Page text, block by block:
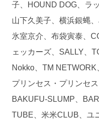
子、HOUND DOG、ラ
山下久美子、横浜銀蝿
氷室京介、布袋寅泰、
ェッカーズ、SALLY、
Nokko、TM NETWORK
プリンセス・プリンセ
BAKUFU-SLUMP、
TUBE、米米CLUB、ユ